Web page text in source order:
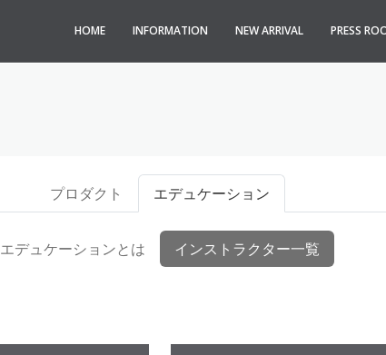
HOME INFORMATION NEW ARRIVAL PRESS
プロダクト エデュケーション
エデュケーションとは インストラクター一覧